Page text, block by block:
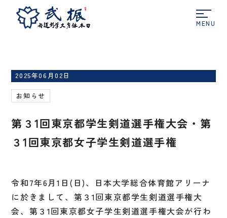
ホーム お知らせ
大会・第３1回東京都女子学生剣道選手権
2025年06月02日
お知らせ
第３1回東京都学生剣道選手権大会・第
３1回東京都女子学生剣道選手権
令和7年6月1日(日)、日本大学総合体育館アリーナ
に於きまして、第３1回東京都学生剣道選手権大
会、第３1回東京都女子学生剣道選手権大会が行わ